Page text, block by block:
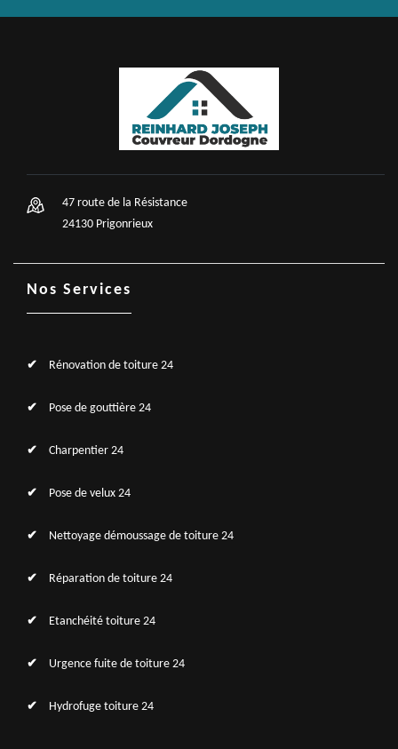
47 route de la Résistance
24130 Prigonrieux
Nos Services
Rénovation de toiture 24
Pose de gouttière 24
Charpentier 24
Pose de velux 24
Nettoyage démoussage de toiture 24
Réparation de toiture 24
Etanchéité toiture 24
Urgence fuite de toiture 24
Hydrofuge toiture 24